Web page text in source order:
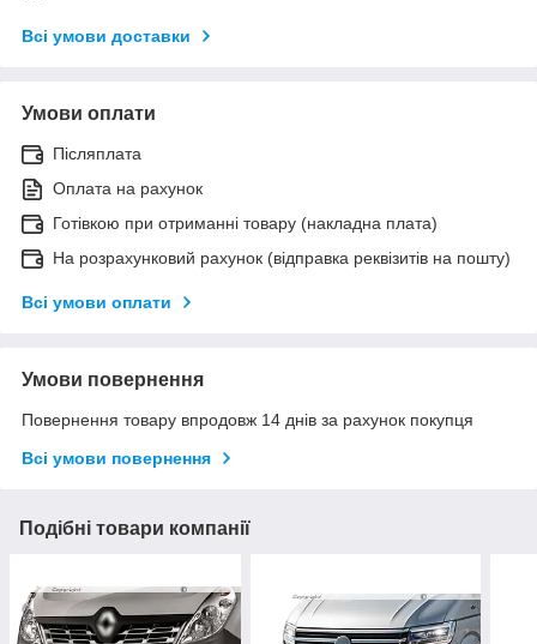
Всі умови доставки
Умови оплати
Післяплата
Оплата на рахунок
Готівкою при отриманні товару (накладна плата)
На розрахунковий рахунок (відправка реквізитів на пошту)
Всі умови оплати
Умови повернення
Повернення товару впродовж 14 днів за рахунок покупця
Всі умови повернення
Подібні товари компанії